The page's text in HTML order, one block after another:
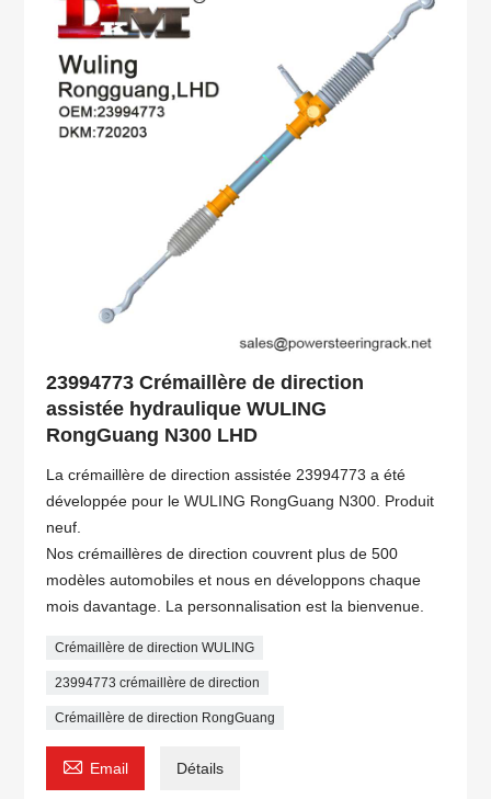
23994773 Crémaillère de direction
assistée hydraulique WULING
RongGuang N300 LHD
La crémaillère de direction assistée 23994773 a été
développée pour le WULING RongGuang N300. Produit
neuf.
Nos crémaillères de direction couvrent plus de 500
modèles automobiles et nous en développons chaque
mois davantage. La personnalisation est la bienvenue.
Crémaillère de direction WULING
23994773 crémaillère de direction
Crémaillère de direction RongGuang
 Email Détails